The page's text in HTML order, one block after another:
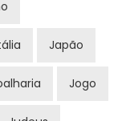
Japão
Jogo